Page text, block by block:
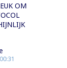
OM